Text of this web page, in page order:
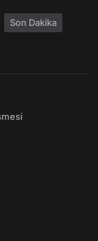
Son Dakika